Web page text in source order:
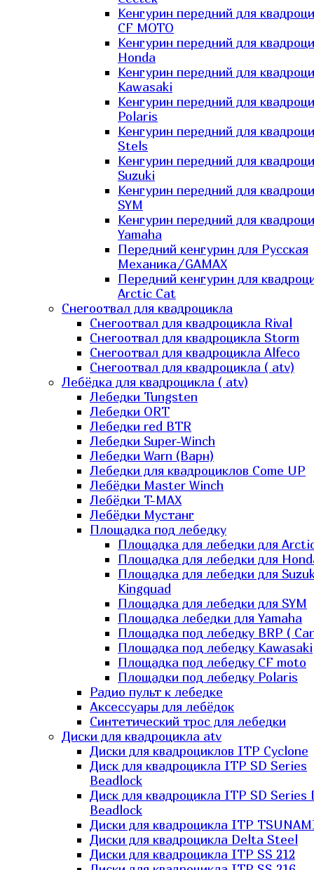
Кенгурин передний для
CF MOTO
Кенгурин передний для
Honda
Кенгурин передний для
Kawasaki
Кенгурин передний для
Polaris
Кенгурин передний для
Stels
Кенгурин передний для
Suzuki
Кенгурин передний для
SYM
Кенгурин передний для
Yamaha
Передний кенгурин для Русская
Механика/GAMAX
Передний кенгурин для
Arctic Cat
Снегоотвал для квадроцикла
Снегоотвал для квадроцикла Rival
Снегоотвал для квадроцикла Storm
Снегоотвал для квадроцикла Alfeco
Снегоотвал для квадроцикла ( atv)
Лебёдка для квадроцикла ( atv)
Лебедки Tungsten
Лебедки ORT
Лебедки red BTR
Лебедки Super-Winch
Лебедки Warn (Варн)
Лебедки для квадроциклов Come UP
Лебёдки Master Winch
Лебёдки T-MAX
Лебёдки Мустанг
Площадка под лебедку
Площадка для лебедки для
Площадка для лебедки для
Площадка для лебедки для
Kingquad
Площадка для лебедки для SYM
Площадка лебедки для Yamaha
Площадка под лебедку BRP (
Площадка под лебедку Kawasaki
Площадка под лебедку СF moto
Площадки под лебедку Polaris
Радио пульт к лебедке
Аксессуары для лебёдок
Синтетический трос для лебедки
Диски для квадроцикла atv
Диски для квадроциклов ITP Cyclone
Диск для квадроцикла ITP SD Series
Beadlock
Диск для квадроцикла ITP SD Series
Beadlock
Диски для квадроцикла ITP
Диски для квадроцикла Delta Steel
Диски для квадроцикла ITP SS 212